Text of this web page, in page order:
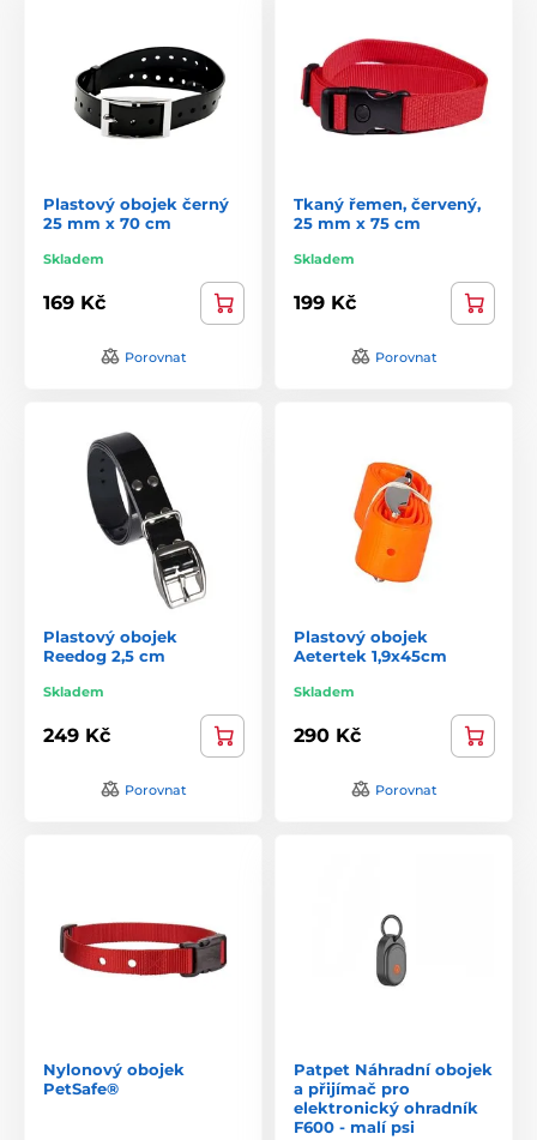
Plastový obojek černý
25 mm x 70 cm
Skladem
169 Kč
Porovnat
Tkaný řemen, červený,
25 mm x 75 cm
Skladem
199 Kč
Porovnat
Plastový obojek
Reedog 2,5 cm
Skladem
249 Kč
Porovnat
Plastový obojek
Aetertek 1,9x45cm
Skladem
290 Kč
Porovnat
Nylonový obojek
PetSafe®
Patpet Náhradní obojek
a přijímač pro
elektronický ohradník
F600 - malí psi